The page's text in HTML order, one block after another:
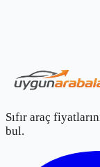
Sıfır araç
bul.